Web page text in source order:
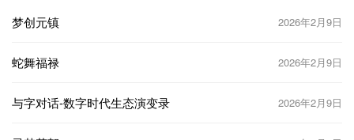
梦创元镇 2026年2月9日
蛇舞福禄 2026年2月9日
与字对话-数字时代生态演变录 2026年2月9日